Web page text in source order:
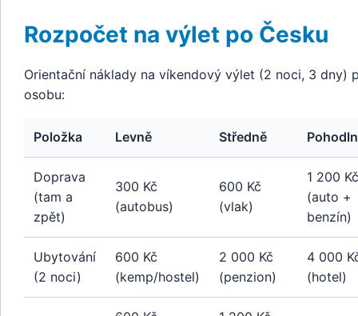
Rozpočet na výlet po Česku
Orientační náklady na víkendový výlet (2 noci, 3 dny)
osobu:
Položka Levně Středně
Doprava
(tam a
zpět)
300 Kč
(autobus)
600 Kč
(vlak)
1 200 Kč
(auto +
benzín)
Ubytování
(2 noci)
600 Kč
(kemp/hostel)
2 000 Kč
(penzion)
4 000
(hotel)